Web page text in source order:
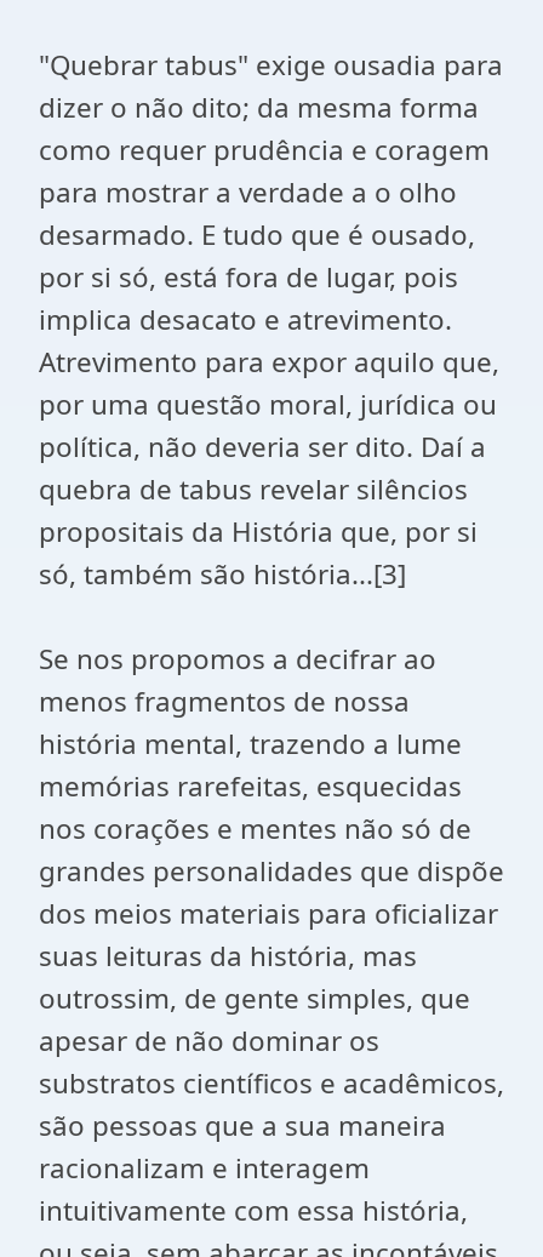
"Quebrar tabus" exige ousadia para
dizer o não dito; da mesma forma
como requer prudência e coragem
para mostrar a verdade a o olho
desarmado. E tudo que é ousado,
por si só, está fora de lugar, pois
implica desacato e atrevimento.
Atrevimento para expor aquilo que,
por uma questão moral, jurídica ou
política, não deveria ser dito. Daí a
quebra de tabus revelar silêncios
propositais da História que, por si
só, também são história...[3]
Se nos propomos a decifrar ao
menos fragmentos de nossa
história mental, trazendo a lume
memórias rarefeitas, esquecidas
nos corações e mentes não só de
grandes personalidades que dispõe
dos meios materiais para oficializar
suas leituras da história, mas
outrossim, de gente simples, que
apesar de não dominar os
substratos científicos e acadêmicos,
são pessoas que a sua maneira
racionalizam e interagem
intuitivamente com essa história,